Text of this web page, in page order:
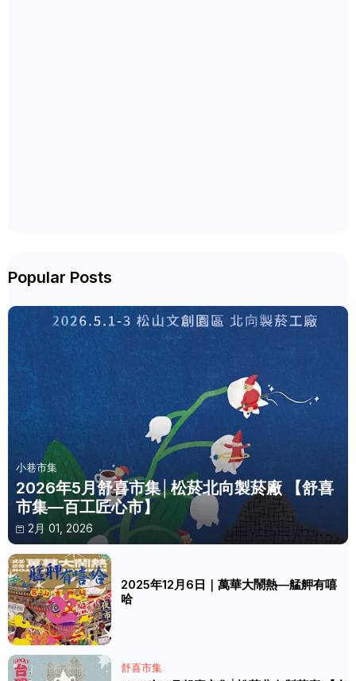
Popular Posts
小巷市集
2026年5月舒喜市集│松菸北向製菸廠 【舒喜
市集—百工匠心市】
2月 01, 2026
2025年12月6日｜萬華大鬧熱—艋舺有嘻
哈
舒喜市集